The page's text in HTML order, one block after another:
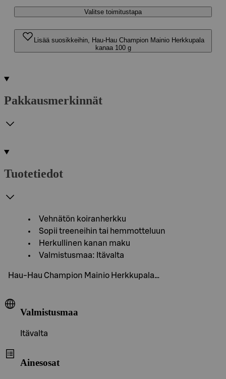
Valitse toimitustapa
Lisää suosikkeihin, Hau-Hau Champion Mainio Herkkupala
kanaa 100 g
Pakkausmerkinnät
Tuotetiedot
Vehnätön koiranherkku
Sopii treeneihin tai hemmotteluun
Herkullinen kanan maku
Valmistusmaa: Itävalta
Hau-Hau Champion Mainio Herkkupala…
Valmistusmaa
Itävalta
Ainesosat